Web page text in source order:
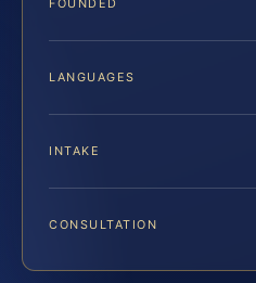
FOUNDED
LANGUAGES
INTAKE
CONSULTATION